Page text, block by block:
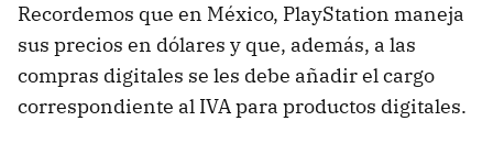
Recordemos que en México, PlayStation maneja
sus precios en dólares y que, además, a las
compras digitales se les debe añadir el cargo
correspondiente al IVA para productos digitales.